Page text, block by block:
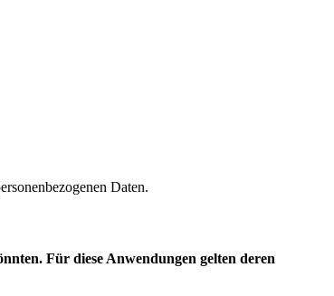
Daten.
Für diese Anwendungen gelten deren